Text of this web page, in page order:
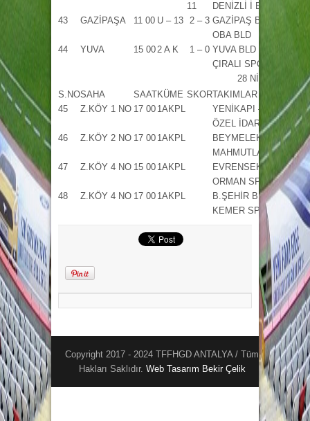
11
DENİZLİ İ E
43 GAZİPAŞA 11 00 U – 13 2 – 3 GAZİPAŞ BL –
OBA BLD
44 YUVA 15 002 A K 1 – 0 YUVA BLD –
ÇIRALI SPOR
28 NİSAN 2010
S.NOSAHA SAATKÜME SKORTAKIMLAR
45
Z.KÖY 1 NO 17 00 1AKPL
YENİKAPI –
ÖZEL İDARE
46
Z.KÖY 2 NO 17 00 1AKPL
BEYMELEK –
MAHMUTLAR
47
Z.KÖY 4 NO 15 00 1AKPL
EVRENSEKİ –
ORMAN SPOR
48
Z.KÖY 4 NO 17 00 1AKPL
B.ŞEHİR BLD –
KEMER SP
Copyright 2017 - 2024 TFFHGD ANTALYA / Tüm
Hakları Saklıdır. Web Tasarım Bekir Çelik